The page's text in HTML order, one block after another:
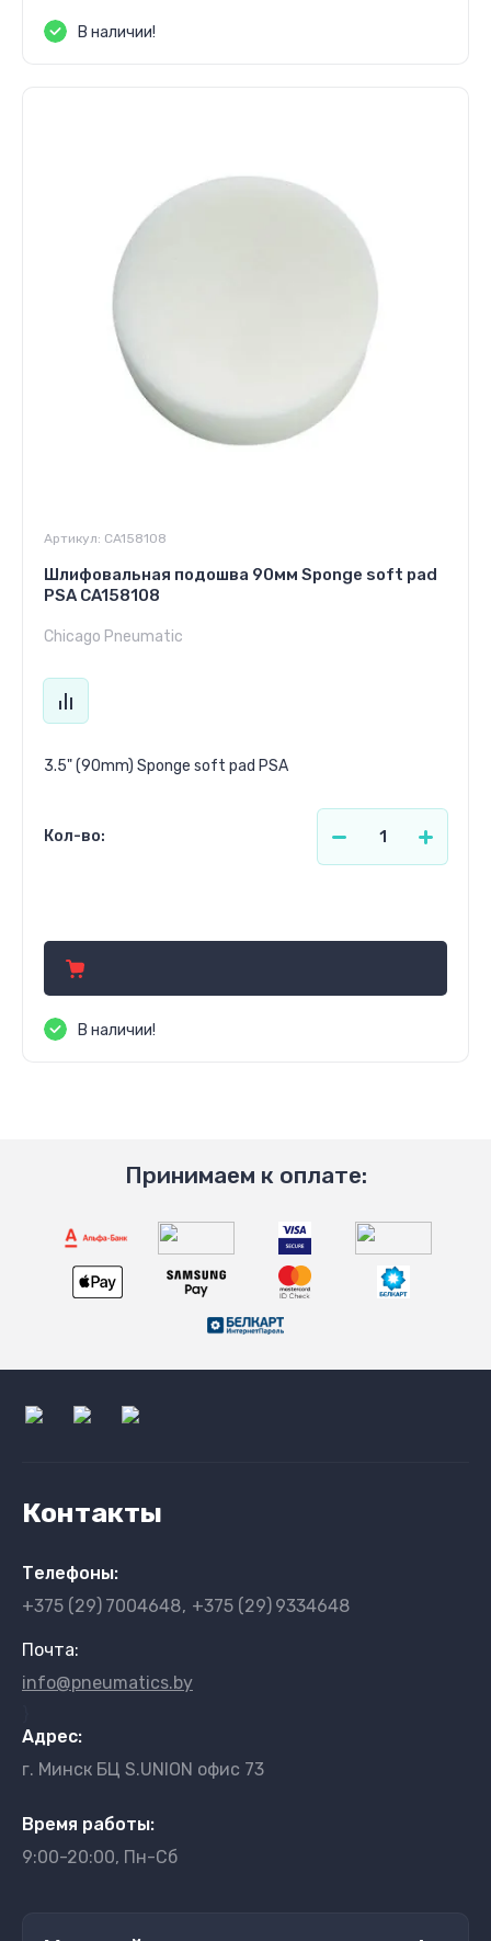
В наличии!
Артикул: CA158108
Шлифовальная подошва 90мм Sponge soft pad
PSA CA158108
Chicago Pneumatic
3.5" (90mm) Sponge soft pad PSA
Кол-во:
В наличии!
Принимаем к оплате:
Контакты
Телефоны:
+375 (29) 7004648 +375 (29) 9334648
Почта:
info@pneumatics.by
Адрес:
г. Минск БЦ S.UNION офис 73
Время работы:
9:00-20:00, Пн-Сб